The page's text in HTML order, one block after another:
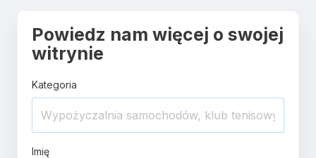
Powiedz nam więcej o swojej
witrynie
Kategoria
Imię